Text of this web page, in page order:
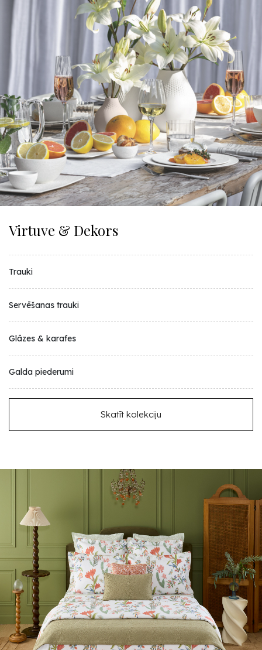
Virtuve & Dekors
Trauki
Servēšanas trauki
Glāzes & karafes
Galda piederumi
Skatīt kolekciju